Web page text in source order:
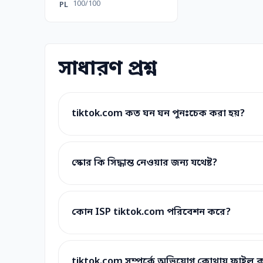
PL 100/100
সাধারণ প্রশ্ন
tiktok.com কত ঘন ঘন পুনঃচেক করা হয়?
স্কোর কি সিদ্ধান্ত নেওয়ার জন্য যথেষ্ট?
কোন ISP tiktok.com পরিবেশন করে?